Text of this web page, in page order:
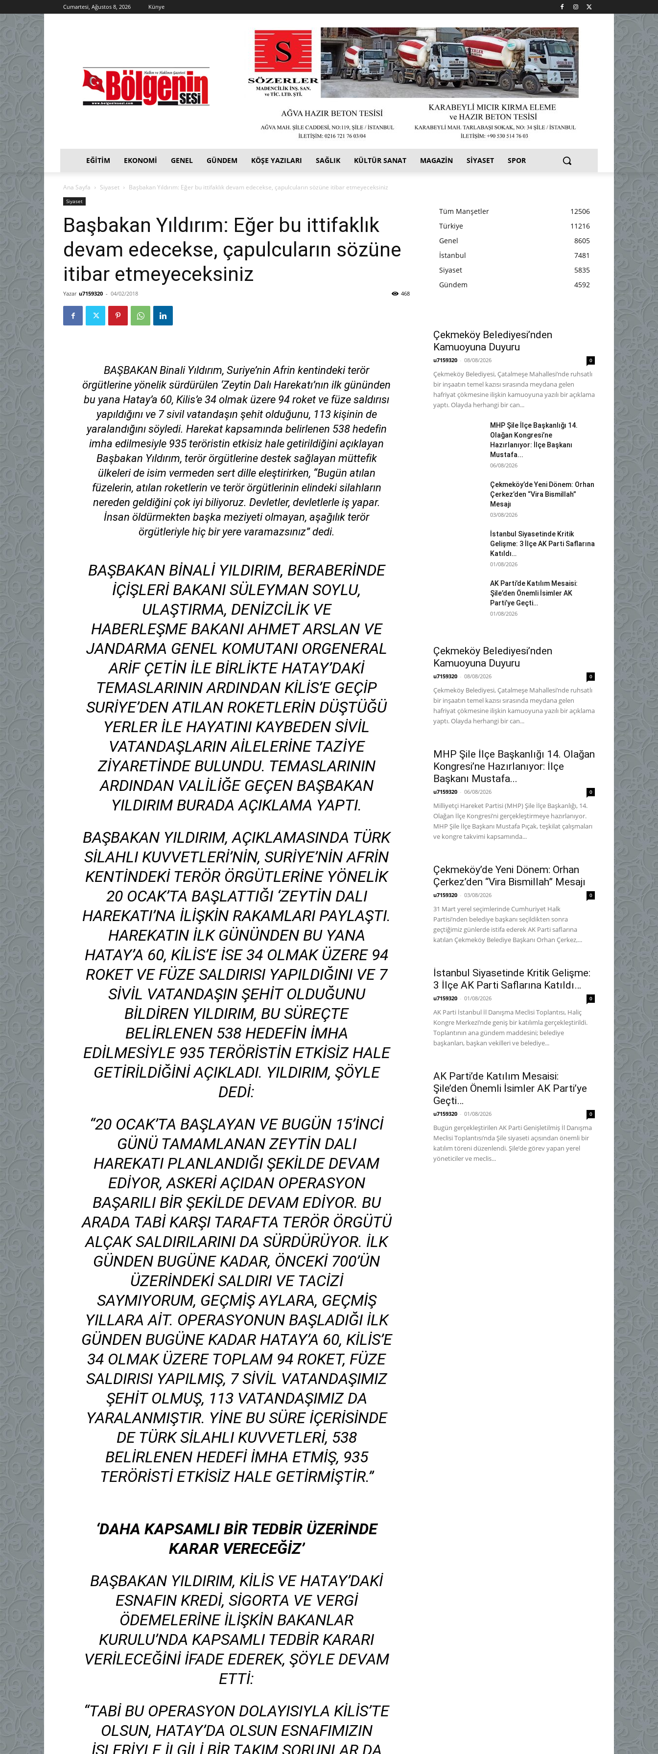
Cumartesi, Ağustos 8, 2026 Künye
EĞITIM EKONOMI GENEL GÜNDEM KÖŞE YAZILARI SAĞLIK KÜLTÜR SANAT MAGAZIN SIYASET SPOR
Ana Sayfa Siyaset Başbakan Yıldırım: Eğer bu ittifaklık devam edecekse, çapulcuların sözüne itibar etmeyeceksiniz
Siyaset
Başbakan Yıldırım: Eğer bu ittifaklık
devam edecekse, çapulcuların sözüne
itibar etmeyeceksiniz
Yazar u7159320 - 04/02/2018 468
BAŞBAKAN Binali Yıldırım, Suriye’nin Afrin kentindeki terör
örgütlerine yönelik sürdürülen ‘Zeytin Dalı Harekatı’nın ilk gününden
bu yana Hatay’a 60, Kilis’e 34 olmak üzere 94 roket ve füze saldırısı
yapıldığını ve 7 sivil vatandaşın şehit olduğunu, 113 kişinin de
yaralandığını söyledi. Harekat kapsamında belirlenen 538 hedefin
imha edilmesiyle 935 teröristin etkisiz hale getirildiğini açıklayan
Başbakan Yıldırım, terör örgütlerine destek sağlayan müttefik
ülkeleri de isim vermeden sert dille eleştirirken, “Bugün atılan
füzelerin, atılan roketlerin ve terör örgütlerinin elindeki silahların
nereden geldiğini çok iyi biliyoruz. Devletler, devletlerle iş yapar.
İnsan öldürmekten başka meziyeti olmayan, aşağılık terör
örgütleriyle hiç bir yere varamazsınız” dedi.
BAŞBAKAN BINALI YILDIRIM, BERABERINDE
İÇIŞLERI BAKANI SÜLEYMAN SOYLU,
ULAŞTIRMA, DENIZCILIK VE
HABERLEŞME BAKANI AHMET ARSLAN VE
JANDARMA GENEL KOMUTANI ORGENERAL
ARIF ÇETIN ILE BIRLIKTE HATAY’DAKI
TEMASLARININ ARDINDAN KILIS’E GEÇIP
SURIYE’DEN ATILAN ROKETLERIN DÜŞTÜĞÜ
YERLER ILE HAYATINI KAYBEDEN SIVIL
VATANDAŞLARIN AILELERINE TAZIYE
ZIYARETINDE BULUNDU. TEMASLARININ
ARDINDAN VALILIĞE GEÇEN BAŞBAKAN
YILDIRIM BURADA AÇIKLAMA YAPTI.
BAŞBAKAN YILDIRIM, AÇIKLAMASINDA TÜRK
SILAHLI KUVVETLERI’NIN, SURIYE’NIN AFRIN
KENTINDEKI TERÖR ÖRGÜTLERINE YÖNELIK
20 OCAK’TA BAŞLATTIĞI ‘ZEYTIN DALI
HAREKATI’NA ILIŞKIN RAKAMLARI PAYLAŞTI.
HAREKATIN ILK GÜNÜNDEN BU YANA
HATAY’A 60, KILIS’E ISE 34 OLMAK ÜZERE 94
ROKET VE FÜZE SALDIRISI YAPILDIĞINI VE 7
SIVIL VATANDAŞIN ŞEHIT OLDUĞUNU
BILDIREN YILDIRIM, BU SÜREÇTE
BELIRLENEN 538 HEDEFIN IMHA
EDILMESIYLE 935 TERÖRISTIN ETKISIZ HALE
GETIRILDIĞINI AÇIKLADI. YILDIRIM, ŞÖYLE
DEDI:
“20 OCAK’TA BAŞLAYAN VE BUGÜN 15’INCI
GÜNÜ TAMAMLANAN ZEYTIN DALI
HAREKATI PLANLANDIĞI ŞEKILDE DEVAM
EDIYOR, ASKERI AÇIDAN OPERASYON
BAŞARILI BIR ŞEKILDE DEVAM EDIYOR. BU
ARADA TABI KARŞI TARAFTA TERÖR ÖRGÜTÜ
ALÇAK SALDIRILARINI DA SÜRDÜRÜYOR. İLK
GÜNDEN BUGÜNE KADAR, ÖNCEKI 700’ÜN
ÜZERINDEKI SALDIRI VE TACIZI
SAYMIYORUM, GEÇMIŞ AYLARA, GEÇMIŞ
YILLARA AIT. OPERASYONUN BAŞLADIĞI ILK
GÜNDEN BUGÜNE KADAR HATAY’A 60, KILIS’E
34 OLMAK ÜZERE TOPLAM 94 ROKET, FÜZE
SALDIRISI YAPILMIŞ, 7 SIVIL VATANDAŞIMIZ
ŞEHIT OLMUŞ, 113 VATANDAŞIMIZ DA
YARALANMIŞTIR. YINE BU SÜRE IÇERISINDE
DE TÜRK SILAHLI KUVVETLERI, 538
BELIRLENEN HEDEFI IMHA ETMIŞ, 935
TERÖRISTI ETKISIZ HALE GETIRMIŞTIR.”
‘DAHA KAPSAMLI BİR TEDBİR ÜZERİNDE
KARAR VERECEĞİZ’
BAŞBAKAN YILDIRIM, KILIS VE HATAY’DAKI
ESNAFIN KREDI, SIGORTA VE VERGI
ÖDEMELERINE ILIŞKIN BAKANLAR
KURULU’NDA KAPSAMLI TEDBIR KARARI
VERILECEĞINI IFADE EDEREK, ŞÖYLE DEVAM
ETTI:
“TABI BU OPERASYON DOLAYISIYLA KILIS’TE
OLSUN, HATAY’DA OLSUN ESNAFIMIZIN
IŞLERIYLE ILGILI BIR TAKIM SORUNLAR DA
Tüm Manşetler
12506
Türkiye
11216
Genel
8605
İstanbul
7481
Siyaset
5835
Gündem
4592
Çekmeköy Belediyesi’nden
Kamuoyuna Duyuru
u7159320 - 08/08/2026 0
Çekmeköy Belediyesi, Çatalmeşe Mahallesi’nde ruhsatlı
bir inşaatın temel kazısı sırasında meydana gelen
hafriyat çökmesine ilişkin kamuoyuna yazılı bir açıklama
yaptı. Olayda herhangi bir can...
MHP Şile İlçe Başkanlığı 14.
Olağan Kongresi’ne
Hazırlanıyor: İlçe Başkanı
Mustafa...
06/08/2026
Çekmeköy’de Yeni Dönem: Orhan
Çerkez’den “Vira Bismillah”
Mesajı
03/08/2026
İstanbul Siyasetinde Kritik
Gelişme: 3 İlçe AK Parti Saflarına
Katıldı…
01/08/2026
AK Parti’de Katılım Mesaisi:
Şile’den Önemli İsimler AK
Parti’ye Geçti…
01/08/2026
Çekmeköy Belediyesi’nden
Kamuoyuna Duyuru
u7159320 - 08/08/2026 0
Çekmeköy Belediyesi, Çatalmeşe Mahallesi’nde ruhsatlı
bir inşaatın temel kazısı sırasında meydana gelen
hafriyat çökmesine ilişkin kamuoyuna yazılı bir açıklama
yaptı. Olayda herhangi bir can...
MHP Şile İlçe Başkanlığı 14. Olağan
Kongresi’ne Hazırlanıyor: İlçe
Başkanı Mustafa...
u7159320 - 06/08/2026 0
Milliyetçi Hareket Partisi (MHP) Şile İlçe Başkanlığı, 14.
Olağan İlçe Kongresi’ni gerçekleştirmeye hazırlanıyor. ​
MHP Şile İlçe Başkanı Mustafa Pıçak, teşkilat çalışmaları
ve kongre takvimi kapsamında...
Çekmeköy’de Yeni Dönem: Orhan
Çerkez’den “Vira Bismillah” Mesajı
u7159320 - 03/08/2026 0
31 Mart yerel seçimlerinde Cumhuriyet Halk
Partisi’nden belediye başkanı seçildikten sonra
geçtiğimiz günlerde istifa ederek AK Parti saflarına
katılan Çekmeköy Belediye Başkanı Orhan Çerkez,...
İstanbul Siyasetinde Kritik Gelişme:
3 İlçe AK Parti Saflarına Katıldı…
u7159320 - 01/08/2026 0
AK Parti İstanbul İl Danışma Meclisi Toplantısı, Haliç
Kongre Merkezi’nde geniş bir katılımla gerçekleştirildi.
Toplantının ana gündem maddesini; belediye
başkanları, başkan vekilleri ve belediye...
AK Parti’de Katılım Mesaisi:
Şile’den Önemli İsimler AK Parti’ye
Geçti…
u7159320 - 01/08/2026 0
Bugün gerçekleştirilen AK Parti Genişletilmiş İl Danışma
Meclisi Toplantısı’nda Şile siyaseti açısından önemli bir
katılım töreni düzenlendi. Şile’de görev yapan yerel
yöneticiler ve meclis...